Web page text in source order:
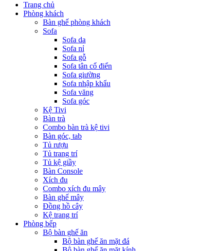
Trang chủ
Phòng khách
Bàn ghế phòng khách
Sofa
Sofa da
Sofa nỉ
Sofa gỗ
Sofa tân cổ điển
Sofa giường
Sofa nhập khẩu
Sofa văng
Sofa góc
Kệ Tivi
Bàn trà
Combo bàn trà kệ tivi
Bàn góc, tab
Tủ rượu
Tủ trang trí
Tủ kệ giầy
Bàn Console
Xích đu
Combo xích đu mây
Bàn ghế mây
Đồng hồ cây
Kệ trang trí
Phòng bếp
Bộ bàn ghế ăn
Bộ bàn ghế ăn mặt đá